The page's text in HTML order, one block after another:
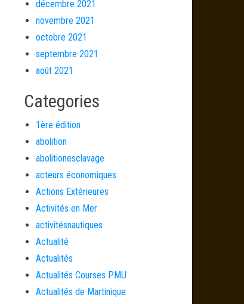
décembre 2021
novembre 2021
octobre 2021
septembre 2021
août 2021
Categories
1ère édition
abolition
abolitionesclavage
acteurs économiques
Actions Extérieures
Activités en Mer
activitésnautiques
Actualité
Actualités
Actualités Courses PMU
Actualités de Martinique